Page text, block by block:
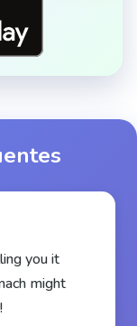
you it
might